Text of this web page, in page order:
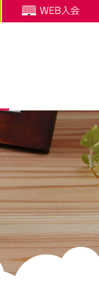
WEB入会